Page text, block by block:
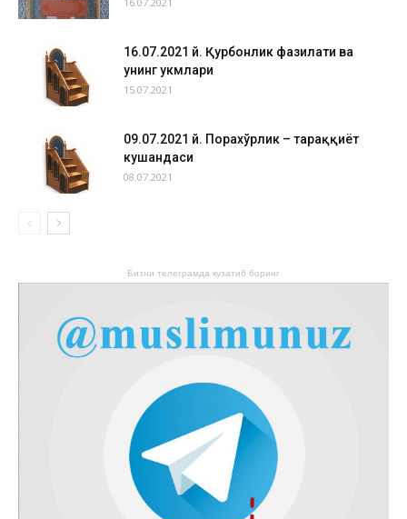
16.07.2021 й. Қурбонлик фазилати ва
унинг ҳукмлари
15.07.2021
09.07.2021 й. Порахўрлик – тараққиёт
кушандаси
08.07.2021
Бизни телеграмда кузатиб боринг